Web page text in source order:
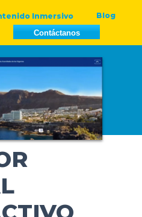
Inmersivo
Blog
Contáctanos